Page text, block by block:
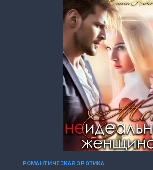
НИКОЛАЕВА)
РОМАНТИЧЕСКАЯ ЭРОТИКА